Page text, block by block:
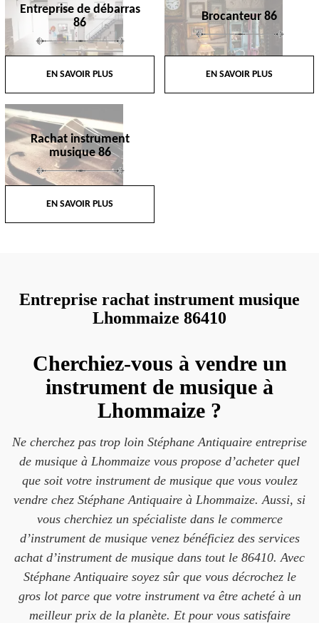
Entreprise de débarras
86
EN SAVOIR PLUS
Brocanteur 86
EN SAVOIR PLUS
Rachat instrument
musique 86
EN SAVOIR PLUS
Entreprise rachat instrument musique
Lhommaize 86410
Cherchiez-vous à vendre un
instrument de musique à
Lhommaize ?
Ne cherchez pas trop loin Stéphane Antiquaire entreprise
de musique à Lhommaize vous propose d’acheter quel
que soit votre instrument de musique que vous voulez
vendre chez Stéphane Antiquaire à Lhommaize. Aussi, si
vous cherchiez un spécialiste dans le commerce
d’instrument de musique venez bénéficiez des services
achat d’instrument de musique dans tout le 86410. Avec
Stéphane Antiquaire soyez sûr que vous décrochez le
gros lot parce que votre instrument va être acheté à un
meilleur prix de la planète. Et pour vous satisfaire